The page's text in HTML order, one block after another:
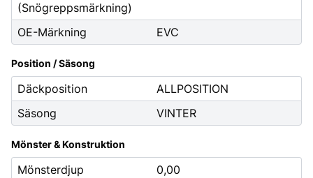
(Snögreppsmärkning)
OE-Märkning EVC
Position / Säsong
Däckposition
ALLPOSITION
Säsong
VINTER
Mönster & Konstruktion
Mönsterdjup
0,00